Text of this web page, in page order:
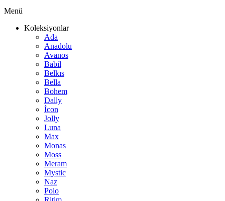
Menü
Koleksiyonlar
Ada
Anadolu
Avanos
Babil
Belkıs
Bella
Bohem
Dally
İcon
Jolly
Luna
Max
Monas
Moss
Meram
Mystic
Naz
Polo